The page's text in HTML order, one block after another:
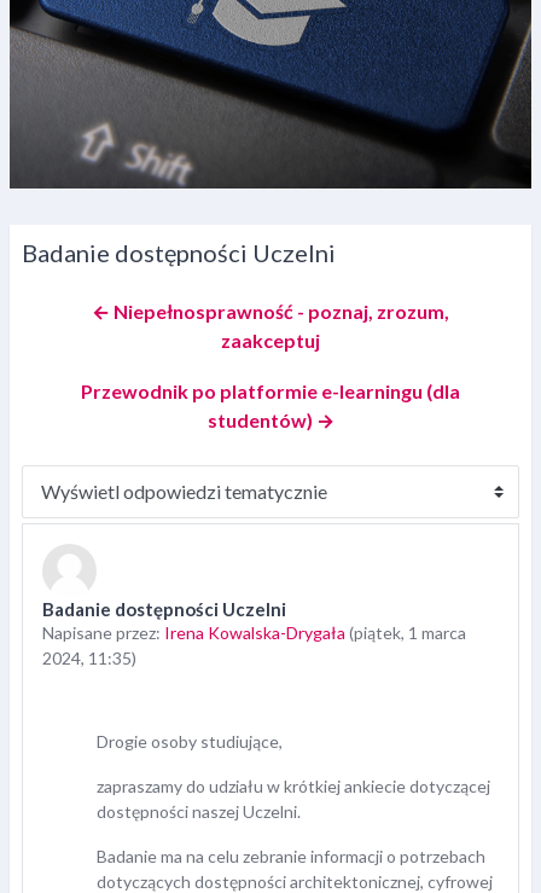
Badanie dostępności Uczelni
← Niepełnosprawność - poznaj, zrozum,
zaakceptuj
Przewodnik po platformie e-learningu (dla
studentów) →
Badanie dostępności Uczelni
Napisane przez: Irena Kowalska-Drygała (piątek, 1 marca
2024, 11:35)
Liczba odpowiedzi: 0
Drogie osoby studiujące,
zapraszamy do udziału w krótkiej ankiecie dotyczącej
dostępności naszej Uczelni.
Badanie ma na celu zebranie informacji o potrzebach
dotyczących dostępności architektonicznej, cyfrowej